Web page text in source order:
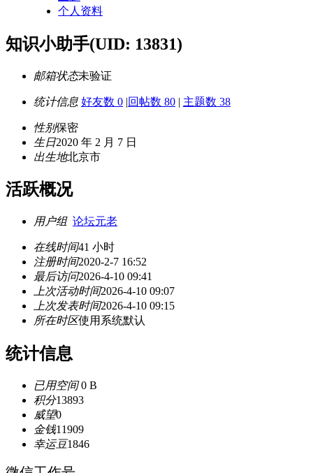
个人资料
知识小助手(UID: 13831)
邮箱状态未验证
统计信息 好友数 0 |回帖数 80 | 主题数 38
性别保密
生日2020 年 2 月 7 日
出生地北京市
活跃概况
用户组 论坛元老
在线时间41 小时
注册时间2020-2-7 16:52
最后访问2026-4-10 09:41
上次活动时间2026-4-10 09:07
上次发表时间2026-4-10 09:15
所在时区使用系统默认
统计信息
已用空间0 B
积分13893
威望0
金钱11909
幸运豆1846